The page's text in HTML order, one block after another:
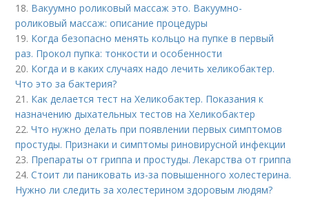
18. Вакуумно роликовый массаж это. Вакуумно-
роликовый массаж: описание процедуры
19. Когда безопасно менять кольцо на пупке в первый
раз. Прокол пупка: тонкости и особенности
20. Когда и в каких случаях надо лечить хеликобактер.
Что это за бактерия?
21. Как делается тест на Хеликобактер. Показания к
назначению дыхательных тестов на Хеликобактер
22.Что нужно делать при появлении первых симптомов
простуды. Признаки и симптомы риновирусной инфекции
23. Препараты от гриппа и простуды. Лекарства от гриппа
24.Стоит ли паниковать из-за повышенного холестерина.
Нужно ли следить за холестерином здоровым людям?